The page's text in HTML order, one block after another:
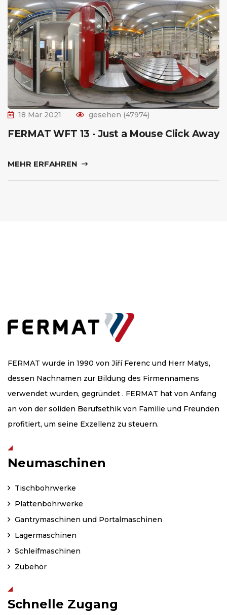
18 Mär 2021 gesehen (47974)
FERMAT WFT 13 - Just a Mouse Click Away
MEHR ERFAHREN
FERMAT wurde in 1990 von Jiří Ferenc und Herr Matys,
dessen Nachnamen zur Bildung des Firmennamens
verwendet wurden, gegründet . FERMAT hat von Anfang
an von der soliden Berufsethik von Familie und Freunden
profitiert, um seine Exzellenz zu steuern.
Neumaschinen
Tischbohrwerke
Plattenbohrwerke
Gantrymaschinen und Portalmaschinen
Lagermaschinen
Schleifmaschinen
Zubehör
Schnelle Zugang